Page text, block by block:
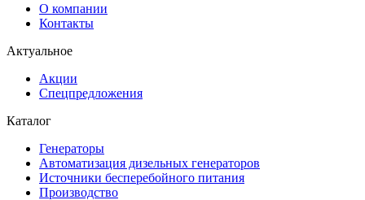
О компании
Контакты
Актуальное
Акции
Спецпредложения
Каталог
Генераторы
Автоматизация дизельных генераторов
Источники бесперебойного питания
Производство